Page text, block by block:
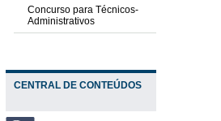
Concurso para Técnicos-
Administrativos
CENTRAL DE CONTEÚDOS